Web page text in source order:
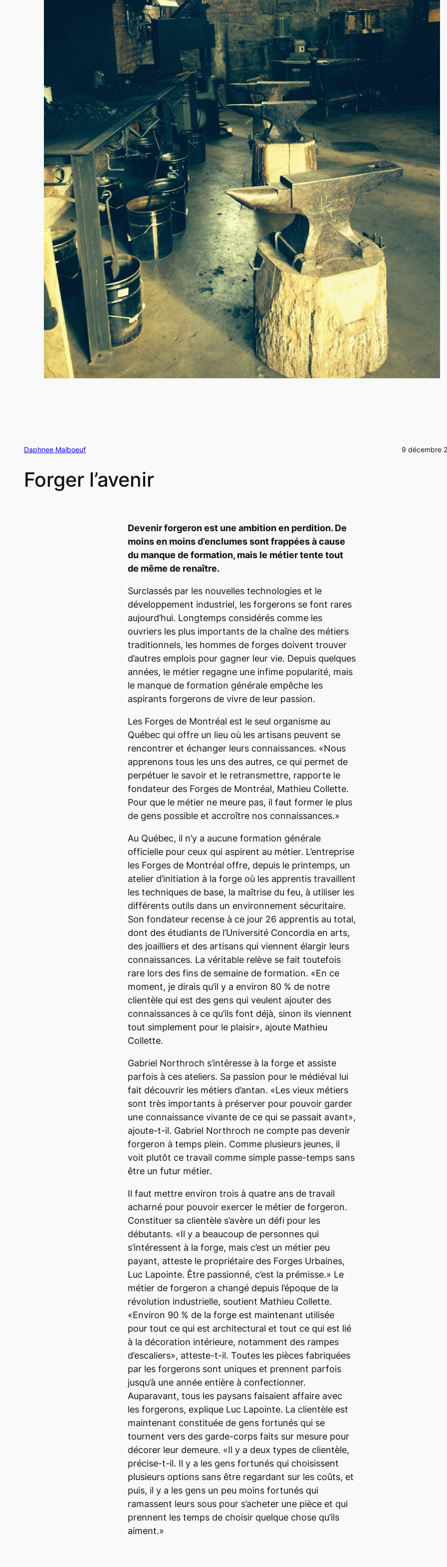
Daphnee Malboeuf 9 décembre
Forger l’avenir
Devenir forgeron est une ambition en perdition. De
moins en moins d’enclumes sont frappées à cause
du manque de formation, mais le métier tente tout
de même de renaître.
Surclassés par les nouvelles technologies et le
développement industriel, les forgerons se font rares
aujourd’hui. Longtemps considérés comme les
ouvriers les plus importants de la chaîne des métiers
traditionnels, les hommes de forges doivent trouver
d’autres emplois pour gagner leur vie. Depuis quelques
années, le métier regagne une infime popularité, mais
le manque de formation générale empêche les
aspirants forgerons de vivre de leur passion.
Les Forges de Montréal est le seul organisme au
Québec qui offre un lieu où les artisans peuvent se
rencontrer et échanger leurs connaissances. «Nous
apprenons tous les uns des autres, ce qui permet de
perpétuer le savoir et le retransmettre, rapporte le
fondateur des Forges de Montréal, Mathieu Collette.
Pour que le métier ne meure pas, il faut former le plus
de gens possible et accroître nos connaissances.»
Au Québec, il n’y a aucune formation générale
officielle pour ceux qui aspirent au métier. L’entreprise
les Forges de Montréal offre, depuis le printemps, un
atelier d’initiation à la forge où les apprentis travaillent
les techniques de base, la maîtrise du feu, à utiliser les
différents outils dans un environnement sécuritaire.
Son fondateur recense à ce jour 26 apprentis au total,
dont des étudiants de l’Université Concordia en arts,
des joailliers et des artisans qui viennent élargir leurs
connaissances. La véritable relève se fait toutefois
rare lors des fins de semaine de formation. «En ce
moment, je dirais qu’il y a environ 80 % de notre
clientèle qui est des gens qui veulent ajouter des
connaissances à ce qu’ils font déjà, sinon ils viennent
tout simplement pour le plaisir», ajoute Mathieu
Collette.
Gabriel Northroch s’intéresse à la forge et assiste
parfois à ces ateliers. Sa passion pour le médiéval lui
fait découvrir les métiers d’antan. «Les vieux métiers
sont très importants à préserver pour pouvoir garder
une connaissance vivante de ce qui se passait avant»,
ajoute-t-il. Gabriel Northroch ne compte pas devenir
forgeron à temps plein. Comme plusieurs jeunes, il
voit plutôt ce travail comme simple passe-temps sans
être un futur métier.
Il faut mettre environ trois à quatre ans de travail
acharné pour pouvoir exercer le métier de forgeron.
Constituer sa clientèle s’avère un défi pour les
débutants. «Il y a beaucoup de personnes qui
s’intéressent à la forge, mais c’est un métier peu
payant, atteste le propriétaire des Forges Urbaines,
Luc Lapointe. Être passionné, c’est la prémisse.» Le
métier de forgeron a changé depuis l’époque de la
révolution industrielle, soutient Mathieu Collette.
«Environ 90 % de la forge est maintenant utilisée
pour tout ce qui est architectural et tout ce qui est lié
à la décoration intérieure, notamment des rampes
d’escaliers», atteste-t-il. Toutes les pièces fabriquées
par les forgerons sont uniques et prennent parfois
jusqu’à une année entière à confectionner.
Auparavant, tous les paysans faisaient affaire avec
les forgerons, explique Luc Lapointe. La clientèle est
maintenant constituée de gens fortunés qui se
tournent vers des garde-corps faits sur mesure pour
décorer leur demeure. «Il y a deux types de clientèle,
précise-t-il. Il y a les gens fortunés qui choisissent
plusieurs options sans être regardant sur les coûts, et
puis, il y a les gens un peu moins fortunés qui
ramassent leurs sous pour s’acheter une pièce et qui
prennent les temps de choisir quelque chose qu’ils
aiment.»